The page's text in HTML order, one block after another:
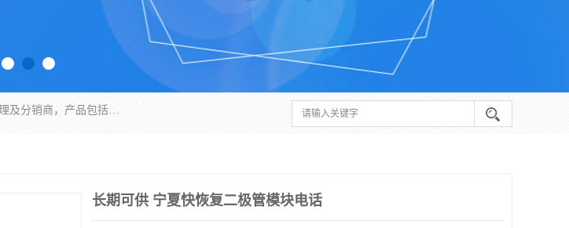
苏州沛易电子科技有限公司是一家从事电力半导体器件和电子元器件的专业代理及分销商，产品包括：IGBT模块、IPM模块、PIM模块、二极管、三极管、可控硅、整流桥、IGBT单管、IGBT电路驱动板、GTR达林顿模块、快恢复二极管、肖特基二极管、熔断器、IC集成电路、快速熔断器等。
长期可供 宁夏快恢复二极管模块电话